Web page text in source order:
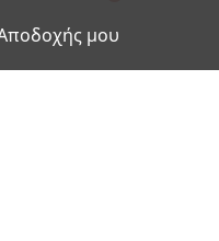
μου